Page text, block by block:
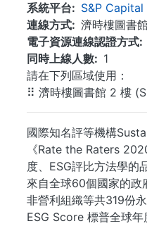
系統平台
S&P Capital
連線方式
濟時樓圖書
電子資源連線認證方式
同時上線人數
1
請在下列區域使用：
⠿ 濟時樓圖書館 2 樓
國際知名評等機構
《Rate the Raters
度、ESG評比方法學的
來自全球60個國家的政
非營利組織等共319份
ESG Score 標普全球